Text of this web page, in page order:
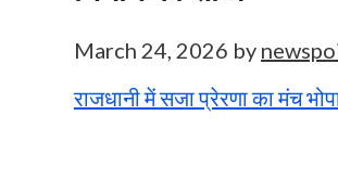
March 24, 2026 by
राजधानी में सजा प्रेरणा का मंच